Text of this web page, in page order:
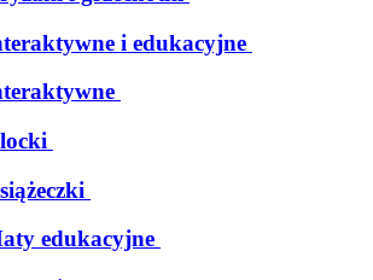
i edukacyjne
edukacyjne